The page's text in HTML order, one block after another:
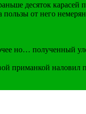
десяток карасей
от него
но… полученный
приманкой наловил